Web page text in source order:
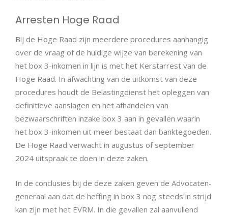
Arresten Hoge Raad
Bij de Hoge Raad zijn meerdere procedures aanhangig
over de vraag of de huidige wijze van berekening van
het box 3-inkomen in lijn is met het Kerstarrest van de
Hoge Raad. In afwachting van de uitkomst van deze
procedures houdt de Belastingdienst het opleggen van
definitieve aanslagen en het afhandelen van
bezwaarschriften inzake box 3 aan in gevallen waarin
het box 3-inkomen uit meer bestaat dan banktegoeden.
De Hoge Raad verwacht in augustus of september
2024 uitspraak te doen in deze zaken.
In de conclusies bij de deze zaken geven de Advocaten-
generaal aan dat de heffing in box 3 nog steeds in strijd
kan zijn met het EVRM. In die gevallen zal aanvullend